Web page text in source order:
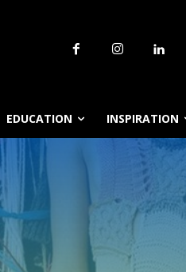
EDUCATION INSPIRATION